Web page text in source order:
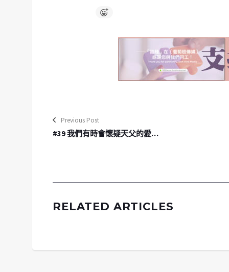
Previous Post
#39 我們有時會懷疑天父的愛…
RELATED ARTICLES